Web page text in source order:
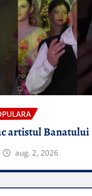
artistul Banatului
aug. 2, 2026